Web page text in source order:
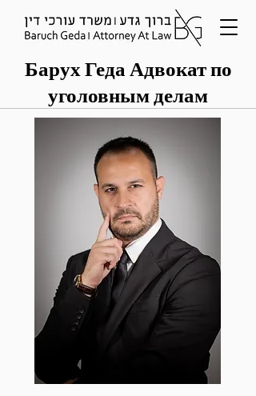
Барух Геда Адвокат по
уголовным делам